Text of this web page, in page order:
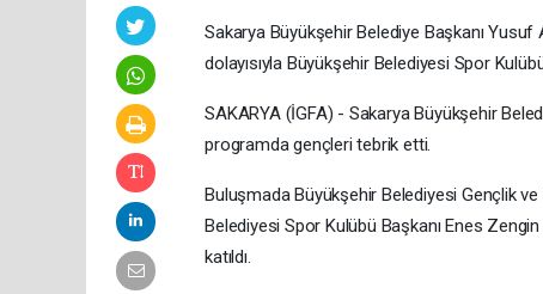
Sakarya Büyükşehir Belediye Başkanı Yusuf
dolayısıyla Büyükşehir Belediyesi Spor
SAKARYA (İGFA) - Sakarya Büyükşehir
programda gençleri tebrik etti.
Buluşmada Büyükşehir Belediyesi Gençlik
Belediyesi Spor Kulübü Başkanı Enes
katıldı.